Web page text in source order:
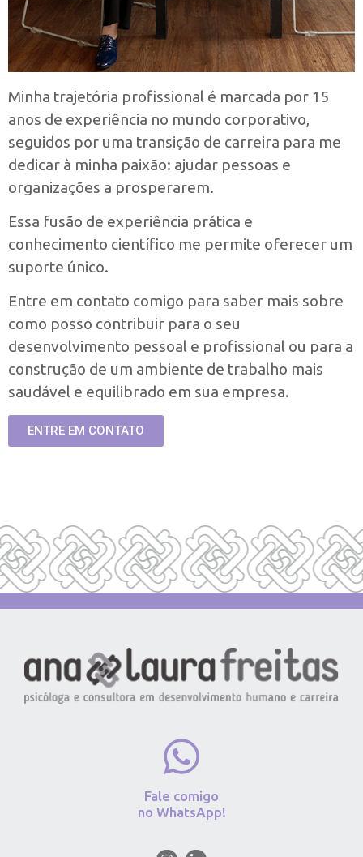
Minha trajetória profissional é marcada por 15
anos de experiência no mundo corporativo,
seguidos por uma transição de carreira para me
dedicar à minha paixão: ajudar pessoas e
organizações a prosperarem.
Essa fusão de experiência prática e
conhecimento científico me permite oferecer um
suporte único.
Entre em contato comigo para saber mais sobre
como posso contribuir para o seu
desenvolvimento pessoal e profissional ou para a
construção de um ambiente de trabalho mais
saudável e equilibrado em sua empresa.
ENTRE EM CONTATO
Fale comigo
no WhatsApp!